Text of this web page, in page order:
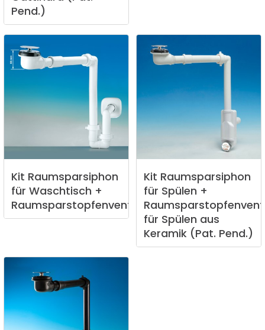
Pend.)
Kit Raumsparsiphon
für Waschtisch +
Raumsparstopfenventil
Kit Raumsparsiphon
für Spülen +
für Spülen aus
Keramik (Pat. Pend.)